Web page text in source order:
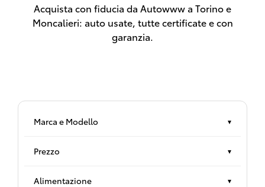
Acquista con fiducia da Autowww a Torino e
Moncalieri: auto usate, tutte certificate e con
garanzia.
Marca e Modello ▾
Prezzo ▾
Alimentazione ▾